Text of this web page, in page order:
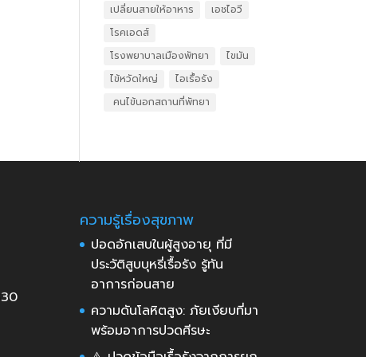
เปลี่ยนสายให้อาหาร
เอชไอวี
โรคเอดส์
โรงพยาบาลเมืองพัทยา
ไขมัน
ไข้หวัดใหญ่
ไอเรื้อรัง
​ คนไข้นอกสถานที่พัทยา
ความรู้เรื่องสุขภาพ
ปอดอักเสบในผู้สูงอายุ ที่มี
ประวัติสูบบุหรี่เรื้อรัง รู้ทัน
อาการก่อนสาย
ความดันโลหิตสูง: ภัยเงียบที่มา
พร้อมอาการปวดศีรษะ